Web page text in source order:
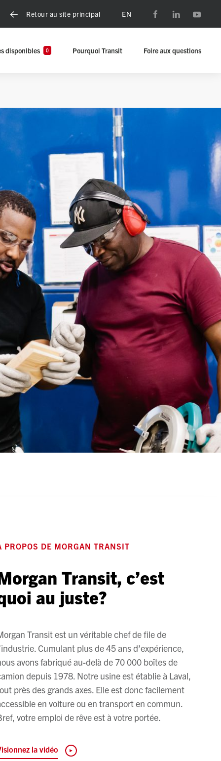
Retour au site principal EN
disponibles 0 Pourquoi Transit Foire aux questions
PROPOS DE MORGAN TRANSIT
Transit, c’est
au juste?
Transit est un véritable chef de file de
Cumulant plus de 45 ans d’expérience,
avons fabriqué au-delà de 70 000 boîtes de
depuis 1978. Notre usine est établie à Laval,
près des grands axes. Elle est donc facilement
en voiture ou en transport en commun.
votre emploi de rêve est à votre portée.
la vidéo